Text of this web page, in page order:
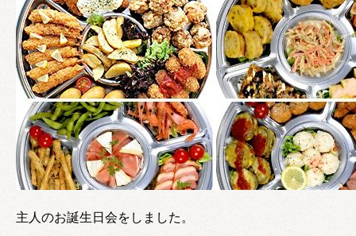
主人のお誕生日会をしました。